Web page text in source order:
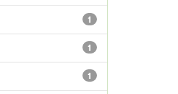
1
1
1